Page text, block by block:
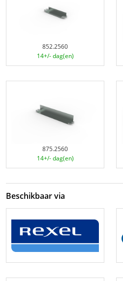
852.2560
14+/- dag(en)
875.2560
14+/- dag(en)
Beschikbaar via